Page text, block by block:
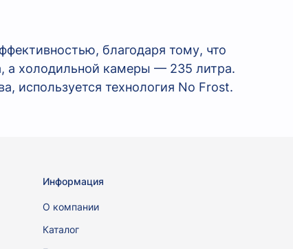
благодаря тому, что
а холодильной камеры — 235 литра.
используется технология No Frost.
Информация
О компании
Каталог